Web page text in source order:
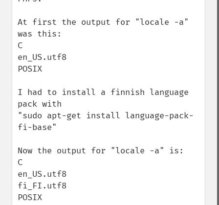
At first the output for "locale -a"
was this:
C
en_US.utf8
POSIX
I had to install a finnish language
pack with
"sudo apt-get install language-pack-
fi-base"
Now the output for "locale -a" is:
C
en_US.utf8
fi_FI.utf8
POSIX